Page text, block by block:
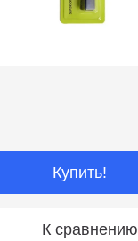
Купить!
К сравнению